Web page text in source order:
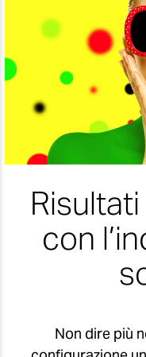
con
Non dire più